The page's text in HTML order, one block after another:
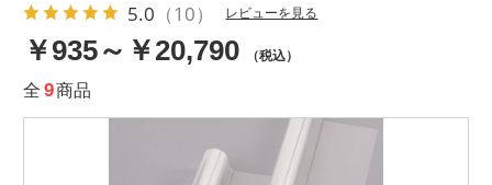
5.0 （10） レビューを見る
￥935～￥20,790 （税込）
全 9商品